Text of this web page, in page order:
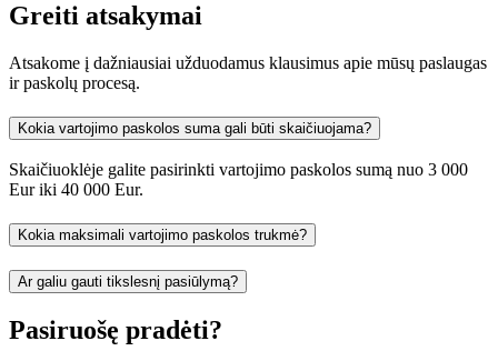
Greiti atsakymai
Atsakome į dažniausiai užduodamus klausimus apie mūsų paslaugas
ir paskolų procesą.
Kokia vartojimo paskolos suma gali būti skaičiuojama?
Skaičiuoklėje galite pasirinkti vartojimo paskolos sumą nuo 3 000
Eur iki 40 000 Eur.
Kokia maksimali vartojimo paskolos trukmė?
Ar galiu gauti tikslesnį pasiūlymą?
Pasiruošę pradėti?